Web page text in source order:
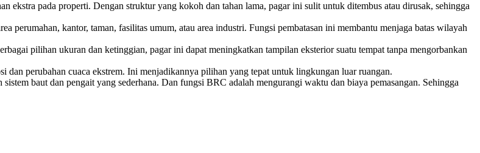
ekstra pada properti. Dengan struktur yang kokoh dan tahan lama, pagar ini sulit untuk ditembus atau dirusak, sehingga
perumahan, kantor, taman, fasilitas umum, atau area industri. Fungsi pembatasan ini membantu menjaga batas wilayah
pilihan ukuran dan ketinggian, pagar ini dapat meningkatkan tampilan eksterior suatu tempat tanpa mengorbankan
dan perubahan cuaca ekstrem. Ini menjadikannya pilihan yang tepat untuk lingkungan luar ruangan.
baut dan pengait yang sederhana. Dan fungsi BRC adalah mengurangi waktu dan biaya pemasangan. Sehingga